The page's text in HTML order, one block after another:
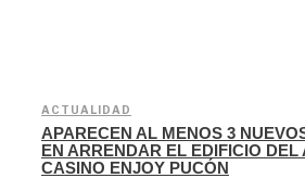
ACTUALIDAD
APARECEN AL MENOS 3
EN ARRENDAR EL EDIFICIO DEL
CASINO ENJOY PUCÓN